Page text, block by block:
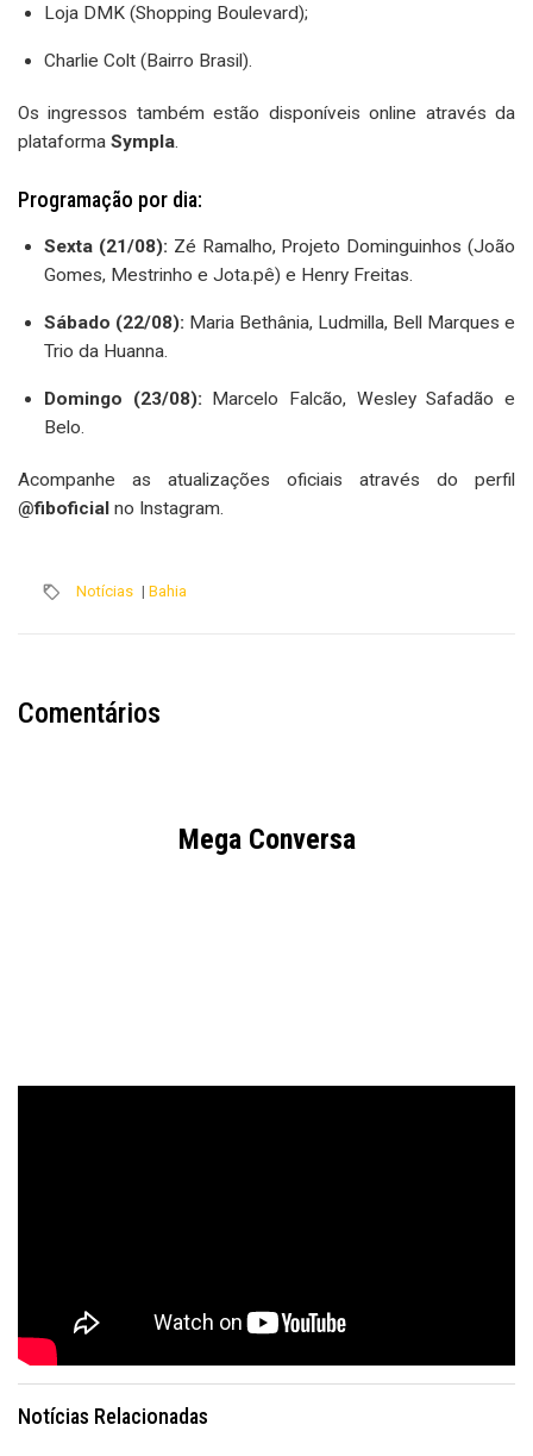
Loja DMK (Shopping Boulevard);
Charlie Colt (Bairro Brasil).
Os ingressos também estão disponíveis online através da
plataforma Sympla.
Programação por dia:
Sexta (21/08): Zé Ramalho, Projeto Dominguinhos (João
Gomes, Mestrinho e Jota.pê) e Henry Freitas.
Sábado (22/08): Maria Bethânia, Ludmilla, Bell Marques e
Trio da Huanna.
Domingo (23/08): Marcelo Falcão, Wesley Safadão e
Belo.
Acompanhe as atualizações oficiais através do perfil
@fiboficial no Instagram.
Notícias | Bahia
Comentários
Mega Conversa
Notícias Relacionadas